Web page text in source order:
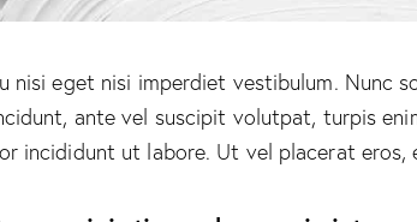
nisi eget nisi imperdiet vestibulum. Nunc
ante vel suscipit volutpat, turpis
incididunt ut labore. Ut vel placerat